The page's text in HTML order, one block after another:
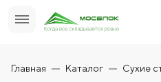
Главная Каталог
Сухие